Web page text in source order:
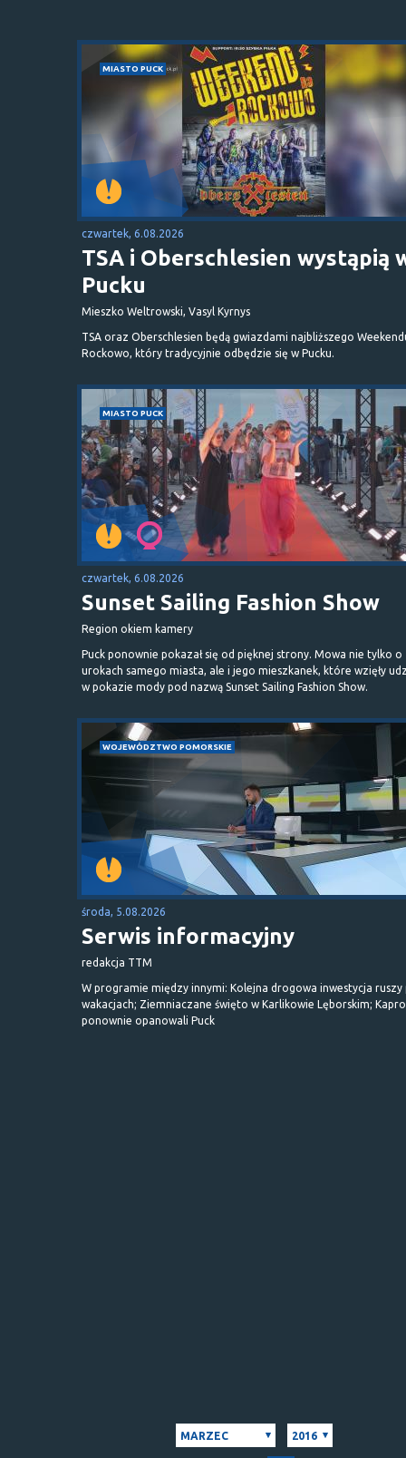
MIASTO PUCK
czwartek, 6.08.2026
TSA i Oberschlesien wystąpią
Pucku
Mieszko Weltrowski, Vasyl Kyrnys
TSA oraz Oberschlesien będą gwiazdami najbliższego
Rockowo, który tradycyjnie odbędzie się w Pucku.
MIASTO PUCK
czwartek, 6.08.2026
Sunset Sailing Fashion Show
Region okiem kamery
Puck ponownie pokazał się od pięknej strony. Mowa nie tylko o
urokach samego miasta, ale i jego mieszkanek, które wzięły
w pokazie mody pod nazwą Sunset Sailing Fashion Show.
WOJEWÓDZTWO POMORSKIE
środa, 5.08.2026
Serwis informacyjny
redakcja TTM
W programie między innymi: Kolejna drogowa inwestycja ruszy
wakacjach; Ziemniaczane święto w Karlikowie Lęborskim;
ponownie opanowali Puck
MARZEC 2016